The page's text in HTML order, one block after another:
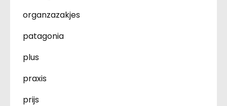
organzazakjes
patagonia
plus
praxis
prijs